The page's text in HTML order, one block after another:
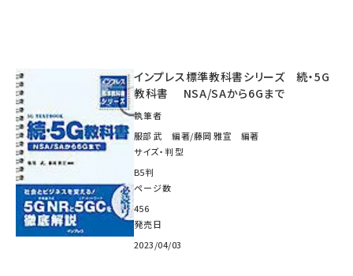
インプレス標準教科書シリーズ 続・5G
教科書 NSA/SAから6Gまで
執筆者
服部 武 編著/藤岡 雅宣 編著
サイズ・判型
B5判
ページ数
456
発売日
2023/04/03